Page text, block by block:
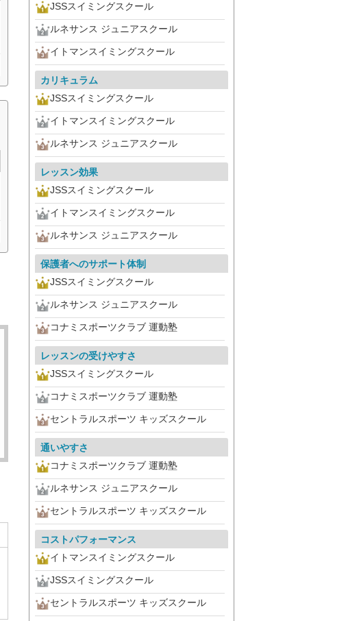
JSSスイミングスクール
ルネサンス ジュニアスクール
イトマンスイミングスクール
カリキュラム
JSSスイミングスクール
イトマンスイミングスクール
ルネサンス ジュニアスクール
レッスン効果
JSSスイミングスクール
イトマンスイミングスクール
ルネサンス ジュニアスクール
保護者へのサポート体制
JSSスイミングスクール
ルネサンス ジュニアスクール
コナミスポーツクラブ 運動塾
レッスンの受けやすさ
JSSスイミングスクール
コナミスポーツクラブ 運動塾
セントラルスポーツ キッズスクール
通いやすさ
コナミスポーツクラブ 運動塾
ルネサンス ジュニアスクール
セントラルスポーツ キッズスクール
コストパフォーマンス
イトマンスイミングスクール
JSSスイミングスクール
セントラルスポーツ キッズスクール